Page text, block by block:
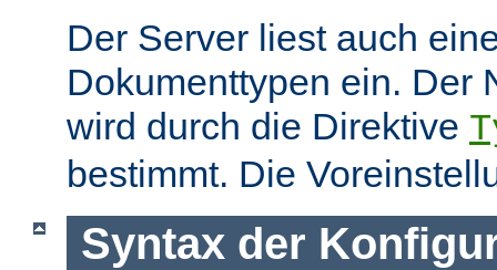
Der Server liest auch
Dokumenttypen ein. Der
wird durch die Direktive
bestimmt. Die
Syntax der